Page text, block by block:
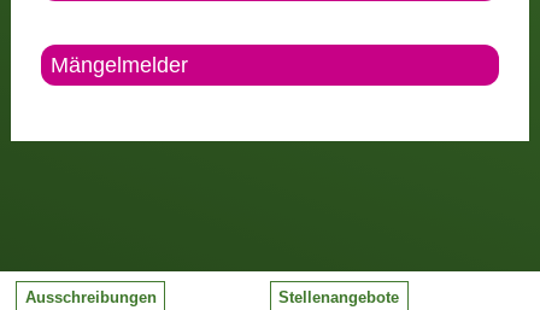
Mängelmelder
Ausschreibungen Stellenangebote